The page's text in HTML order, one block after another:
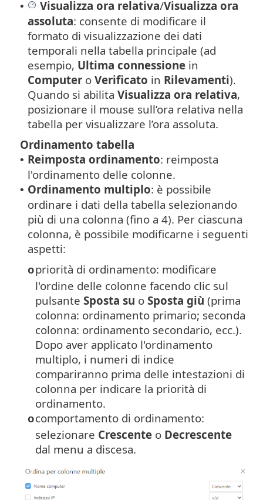
• Visualizza ora relativa/Visualizza ora
assoluta: consente di modificare il
formato di visualizzazione dei dati
temporali nella tabella principale (ad
esempio, Ultima connessione in
Computer o Verificato in Rilevamenti).
Quando si abilita Visualizza ora relativa,
posizionare il mouse sull’ora relativa nella
tabella per visualizzare l’ora assoluta.
Ordinamento tabella
• Reimposta ordinamento: reimposta
l'ordinamento delle colonne.
• Ordinamento multiplo: è possibile
ordinare i dati della tabella selezionando
più di una colonna (fino a 4). Per ciascuna
colonna, è possibile modificarne i seguenti
aspetti:
opriorità di ordinamento: modificare
l'ordine delle colonne facendo clic sul
pulsante Sposta su o Sposta giù (prima
colonna: ordinamento primario; seconda
colonna: ordinamento secondario, ecc.).
Dopo aver applicato l'ordinamento
multiplo, i numeri di indice
compariranno prima delle intestazioni di
colonna per indicare la priorità di
ordinamento.
ocomportamento di ordinamento:
selezionare Crescente o Decrescente
dal menu a discesa.